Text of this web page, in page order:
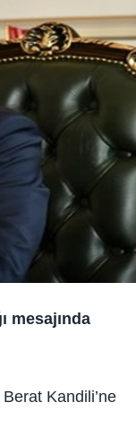
mesajında
Kandili’ne